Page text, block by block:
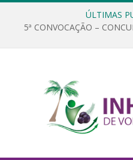
ÚLTIMAS
5ª CONVOCAÇÃO –